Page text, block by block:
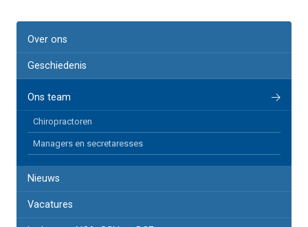
Over ons
Geschiedenis
Ons team
Chiropractoren
Managers en secretaresses
Nieuws
Vacatures